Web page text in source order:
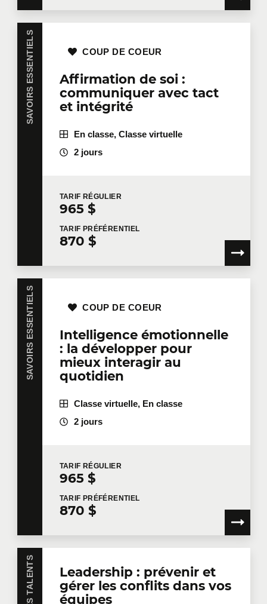
SAVOIRS ESSENTIELS
Affirmation de soi :
communiquer avec tact
et intégrité
COUP DE COEUR
En classe, Classe virtuelle
2 jours
TARIF RÉGULIER
965 $
TARIF PRÉFÉRENTIEL
870 $
SAVOIRS ESSENTIELS
Intelligence émotionnelle
: la développer pour
mieux interagir au
quotidien
COUP DE COEUR
Classe virtuelle, En classe
2 jours
TARIF RÉGULIER
965 $
TARIF PRÉFÉRENTIEL
870 $
Leadership : prévenir et
gérer les conflits dans vos
équipes